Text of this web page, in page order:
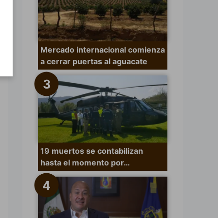
Mercado internacional comienza
a cerrar puertas al aguacate
19 muertos se contabilizan
hasta el momento por…